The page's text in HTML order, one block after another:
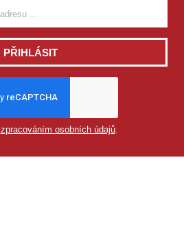
PŘIHLÁSIT
zpracováním osobních údajů.